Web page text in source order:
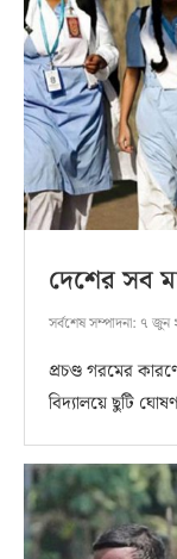
দেশের সব
সর্বশেষ সম্পাদনা: ৭ জুন
প্রচণ্ড গরমের
বিদ্যালয়ে ছুটি